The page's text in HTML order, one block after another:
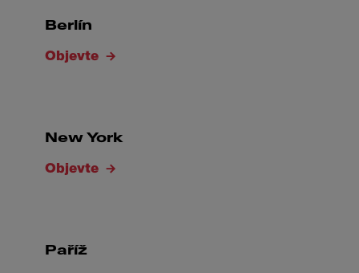
Berlín
Objevte
New York
Objevte
Paříž